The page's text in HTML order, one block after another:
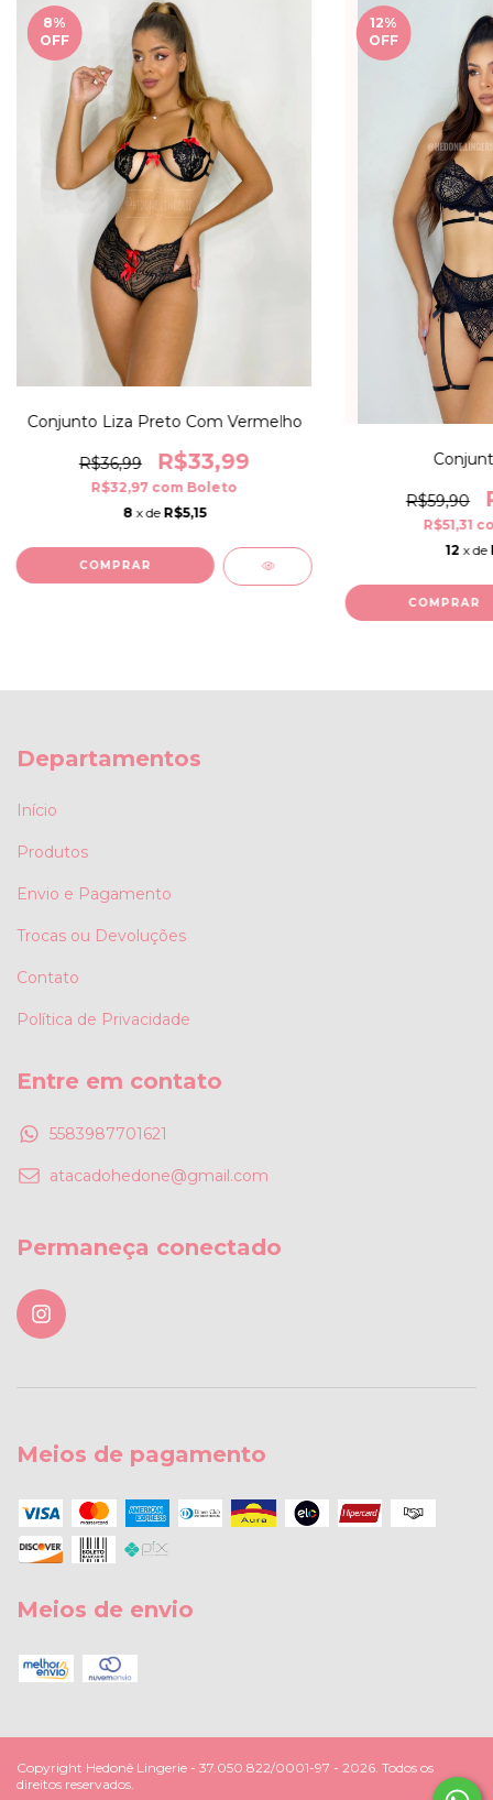
8%
OFF
Conjunto Liza Preto Com Vermelho
R$36,99 R$33,99
R$32,97 com Boleto
8 x de R$5,15
COMPRAR
12%
OFF
R$59,90
R$51,31
12 x de
COMPRAR
Departamentos
Início
Produtos
Envio e Pagamento
Trocas ou Devoluções
Contato
Política de Privacidade
Entre em contato
5583987701621
atacadohedone@gmail.com
Permaneça conectado
Meios de pagamento
Meios de envio
Copyright Hedonê Lingerie - 37.050.822/0001-97 - 2026. Todos os
direitos reservados.